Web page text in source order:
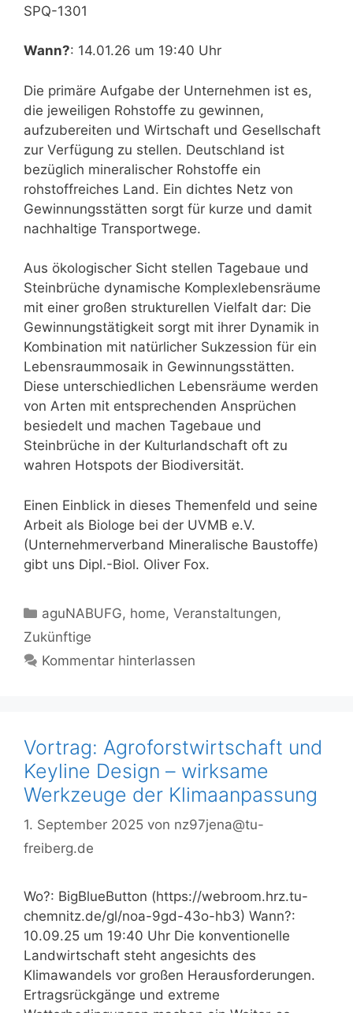
SPQ-1301
Wann?: 14.01.26 um 19:40 Uhr
Die primäre Aufgabe der Unternehmen ist es,
die jeweiligen Rohstoffe zu gewinnen,
aufzubereiten und Wirtschaft und Gesellschaft
zur Verfügung zu stellen. Deutschland ist
bezüglich mineralischer Rohstoffe ein
rohstoffreiches Land. Ein dichtes Netz von
Gewinnungsstätten sorgt für kurze und damit
nachhaltige Transportwege.
Aus ökologischer Sicht stellen Tagebaue und
Steinbrüche dynamische Komplexlebensräume
mit einer großen strukturellen Vielfalt dar: Die
Gewinnungstätigkeit sorgt mit ihrer Dynamik in
Kombination mit natürlicher Sukzession für ein
Lebensraummosaik in Gewinnungsstätten.
Diese unterschiedlichen Lebensräume werden
von Arten mit entsprechenden Ansprüchen
besiedelt und machen Tagebaue und
Steinbrüche in der Kulturlandschaft oft zu
wahren Hotspots der Biodiversität.
Einen Einblick in dieses Themenfeld und seine
Arbeit als Biologe bei der UVMB e.V.
(Unternehmerverband Mineralische Baustoffe)
gibt uns Dipl.-Biol. Oliver Fox.
Kategorien
aguNABUFG, home,Veranstaltungen,
Zukünftige
Kommentar hinterlassen
Vortrag: Agroforstwirtschaft und
Keyline Design – wirksame
Werkzeuge der Klimaanpassung
1. September 2025 von nz97jena@tu-
freiberg.de
Wo?: BigBlueButton (https://webroom.hrz.tu-
chemnitz.de/gl/noa-9gd-43o-hb3) Wann?:
10.09.25 um 19:40 Uhr Die konventionelle
Landwirtschaft steht angesichts des
Klimawandels vor großen Herausforderungen.
Ertragsrückgänge und extreme